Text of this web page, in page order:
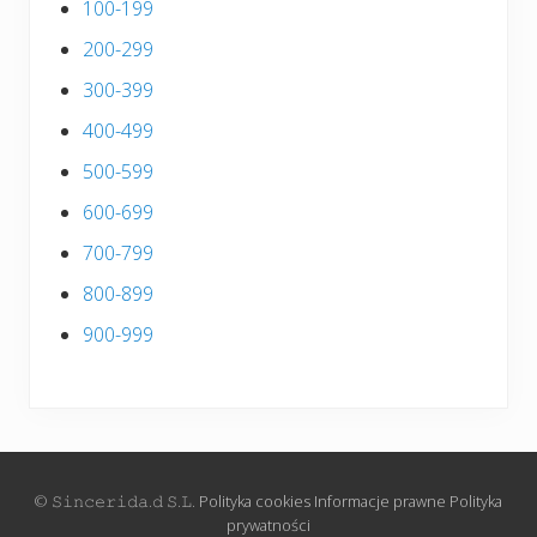
100-199
200-299
300-399
400-499
500-599
600-699
700-799
800-899
900-999
© 𝚂𝚒𝚗𝚌𝚎𝚛𝚒𝚍𝚊.𝚍 𝚂.𝙻. Polityka cookies Informacje prawne Polityka
prywatności